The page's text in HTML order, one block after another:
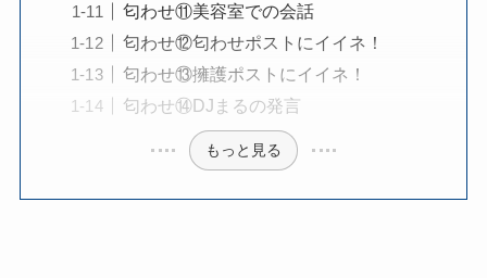
匂わせ⑪美容室での会話
匂わせ⑫匂わせポストにイイネ！
匂わせ⑬擁護ポストにイイネ！
匂わせ⑭DJまるの発言
もっと見る